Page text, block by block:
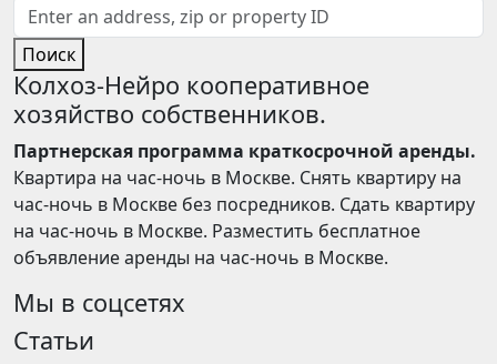
Поиск
Колхоз-Нейро кооперативное
хозяйство собственников.
Партнерская программа краткосрочной аренды.
Квартира на час-ночь в Москве. Снять квартиру на
час-ночь в Москве без посредников. Сдать квартиру
на час-ночь в Москве. Разместить бесплатное
объявление аренды на час-ночь в Москве.
Мы в соцсетях
Статьи